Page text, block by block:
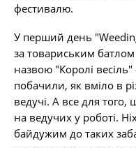
фестивалю.
У перший день "Weeding
за товариським
назвою "Королі весіль"
побачили, як вміло в
ведучі. А все для
на ведучих у роботі.
байдужим до таких